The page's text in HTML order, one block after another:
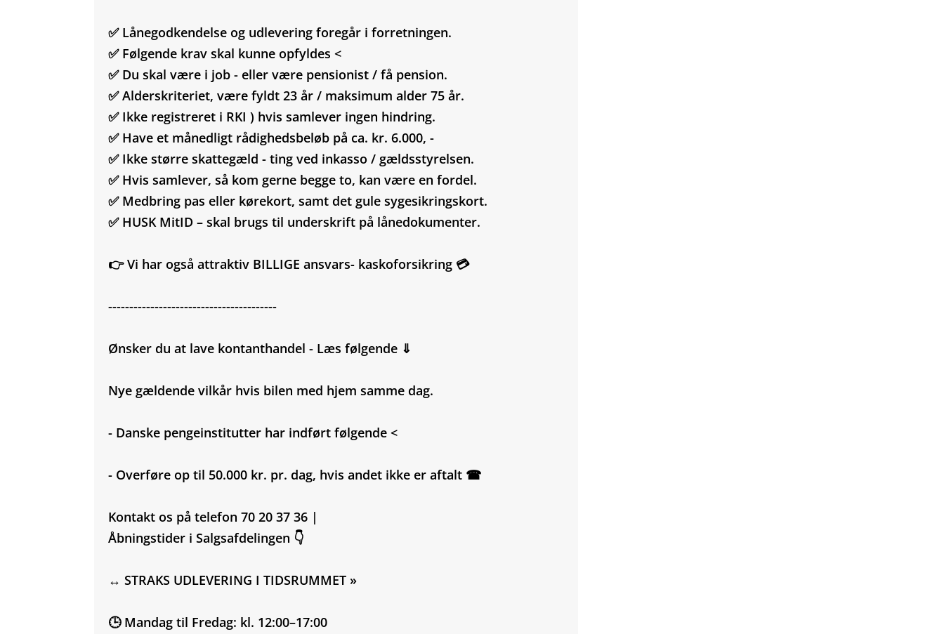
✅ Lånegodkendelse og udlevering foregår i forretningen.
✅ Følgende krav skal kunne opfyldes <
✅ Du skal være i job - eller være pensionist / få pension.
✅ Alderskriteriet, være fyldt 23 år / maksimum alder 75 år.
✅ Ikke registreret i RKI ) hvis samlever ingen hindring.
✅ Have et månedligt rådighedsbeløb på ca. kr. 6.000, -
✅ Ikke større skattegæld - ting ved inkasso / gældsstyrelsen.
✅ Hvis samlever, så kom gerne begge to, kan være en fordel.
✅ Medbring pas eller kørekort, samt det gule sygesikringskort.
✅ HUSK MitID – skal brugs til underskrift på lånedokumenter.
👉 Vi har også attraktiv BILLIGE ansvars- kaskoforsikring 💳
----------------------------------------
Ønsker du at lave kontanthandel - Læs følgende ⇓
Nye gældende vilkår hvis bilen med hjem samme dag.
- Danske pengeinstitutter har indført følgende <
- Overføre op til 50.000 kr. pr. dag, hvis andet ikke er aftalt ☎
Kontakt os på telefon 70 20 37 36 |
Åbningstider i Salgsafdelingen 👇
↔️ STRAKS UDLEVERING I TIDSRUMMET »
🕒 Mandag til Fredag: kl. 12:00–17:00